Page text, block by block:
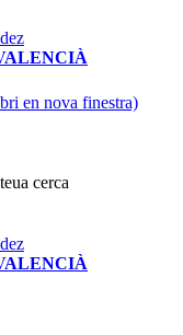
en nova finestra)
cerca